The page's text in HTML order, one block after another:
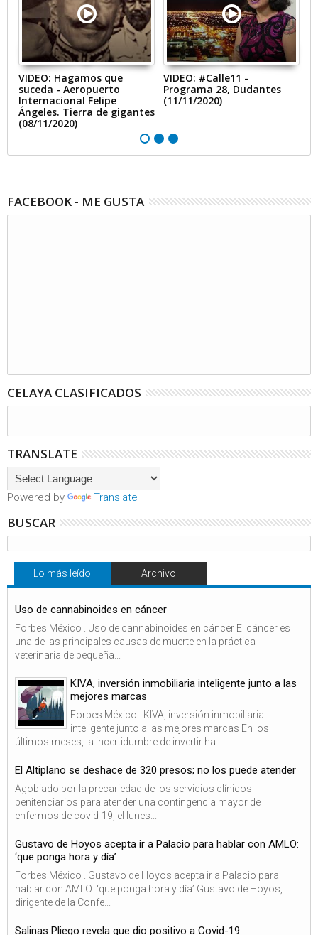
VIDEO: Hagamos que
suceda - Aeropuerto
Internacional Felipe
Ángeles. Tierra de gigantes
(08/11/2020)
VIDEO: #Calle11 -
Programa 28, Dudantes
(11/11/2020)
FACEBOOK - ME GUSTA
CELAYA CLASIFICADOS
TRANSLATE
Powered by Translate
BUSCAR
Lo más leído Archivo
Uso de cannabinoides en cáncer
Forbes México . Uso de cannabinoides en cáncer El cáncer es
una de las principales causas de muerte en la práctica
veterinaria de pequeña...
KIVA, inversión inmobiliaria inteligente junto a las
mejores marcas
Forbes México . KIVA, inversión inmobiliaria
inteligente junto a las mejores marcas En los
últimos meses, la incertidumbre de invertir ha...
El Altiplano se deshace de 320 presos; no los puede atender
Agobiado por la precariedad de los servicios clínicos
penitenciarios para atender una contingencia mayor de
enfermos de covid-19, el lunes...
Gustavo de Hoyos acepta ir a Palacio para hablar con AMLO:
‘que ponga hora y día’
Forbes México . Gustavo de Hoyos acepta ir a Palacio para
hablar con AMLO: ‘que ponga hora y día’ Gustavo de Hoyos,
dirigente de la Confe...
Salinas Pliego revela que dio positivo a Covid-19